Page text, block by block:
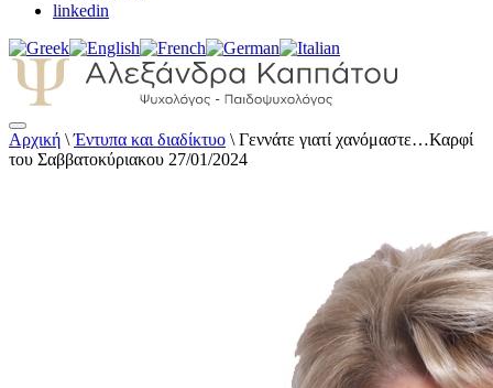
linkedin
Αλεξάνδρα Καππάτου Ψυχολόγος –
Παιδοψυχολόγος
Αρχική \Έντυπα και διαδίκτυο \ Γεννάτε γιατί χανόμαστε…Καρφί
του Σαββατοκύριακου 27/01/2024